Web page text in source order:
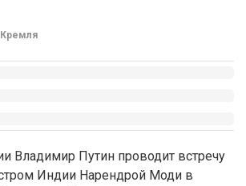
Владимир Путин проводит встречу
Индии Нарендрой Моди в